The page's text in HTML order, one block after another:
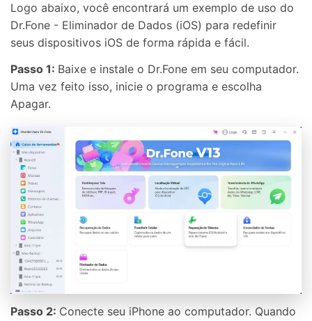
Logo abaixo, você encontrará um exemplo de uso do
Dr.Fone - Eliminador de Dados (iOS) para redefinir
seus dispositivos iOS de forma rápida e fácil.
Passo 1: Baixe e instale o Dr.Fone em seu computador.
Uma vez feito isso, inicie o programa e escolha
Apagar.
Passo 2: Conecte seu iPhone ao computador. Quando